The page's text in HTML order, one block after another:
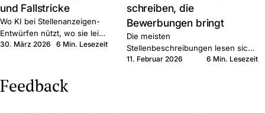
und Fallstricke
Wo KI bei Stellenanzeigen-
Entwürfen nützt, wo sie leise
schadet, und wo sie
Recruiter.
30. März 2026 6 Min. Lesezeit
schreiben, die
Bewerbungen bringt
Die meisten
Stellenbeschreibungen lesen sich
wie interne HR-Notizen. Sechs
11. Februar 2026 6 Min. Lesezeit
Feedback